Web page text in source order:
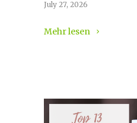
July 27, 2026
Mehr lesen